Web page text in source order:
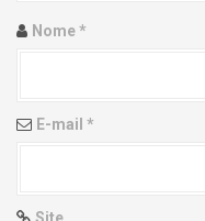
i
n
Nome*
E-mail *